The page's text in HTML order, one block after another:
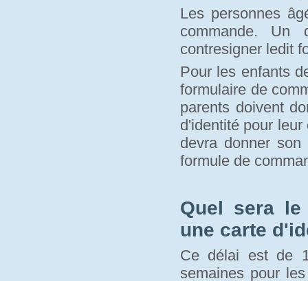
Les personnes
commande. Un
contresigner ledit
Pour les enfants
formulaire de
parents doivent
d'identité pour
devra donner
formule de
Quel sera
une carte
Ce délai est de
semaines pour